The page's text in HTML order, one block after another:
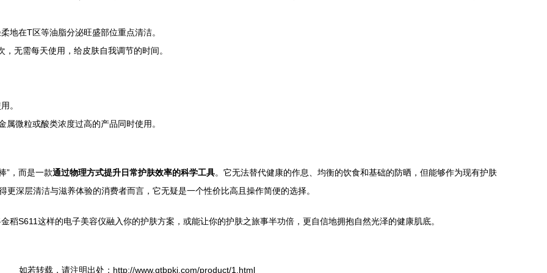
地在T区等油脂分泌旺盛部位重点清洁。
无需每天使用，给皮肤自我调节的时间。
。
微粒或酸类浓度过高的产品同时使用。
”，而是一款通过物理方式提升日常护肤效率的科学工具。它无法替代健康的作息、均衡的饮食和基础的防晒，但能够作为现有护肤
深层清洁与滋养体验的消费者而言，它无疑是一个性价比高且操作简便的选择。
稻S611这样的电子美容仪融入你的护肤方案，或能让你的护肤之旅事半功倍，更自信地拥抱自然光泽的健康肌底。
如若转载，请注明出处：http://www.qtbpkj.com/product/1.html